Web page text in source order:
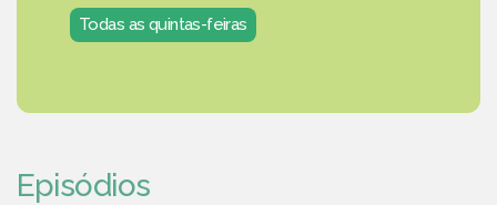
Todas as quintas-feiras
Episódios